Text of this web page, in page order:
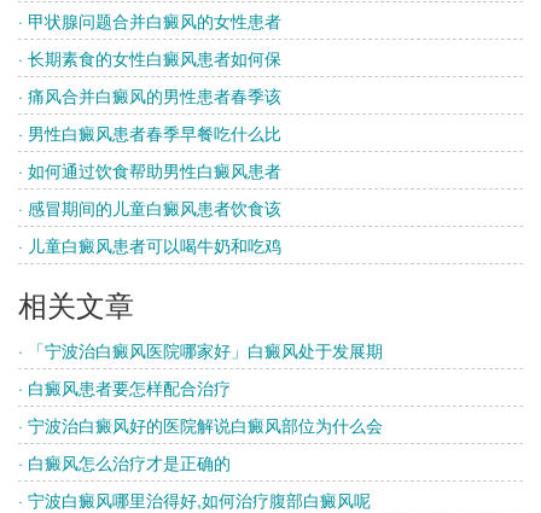
· 甲状腺问题合并白癜风的女性患者
· 长期素食的女性白癜风患者如何保
· 痛风合并白癜风的男性患者春季该
· 男性白癜风患者春季早餐吃什么比
· 如何通过饮食帮助男性白癜风患者
· 感冒期间的儿童白癜风患者饮食该
· 儿童白癜风患者可以喝牛奶和吃鸡
相关文章
· 「宁波治白癜风医院哪家好」白癜风处于发展期
· 白癜风患者要怎样配合治疗
· 宁波治白癜风好的医院解说白癜风部位为什么会
· 白癜风怎么治疗才是正确的
· 宁波白癜风哪里治得好,如何治疗腹部白癜风呢